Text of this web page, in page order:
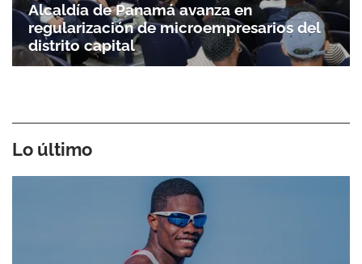
Alcaldía de Panamá avanza en
regularización de microempresarios del
distrito capital
Lo último